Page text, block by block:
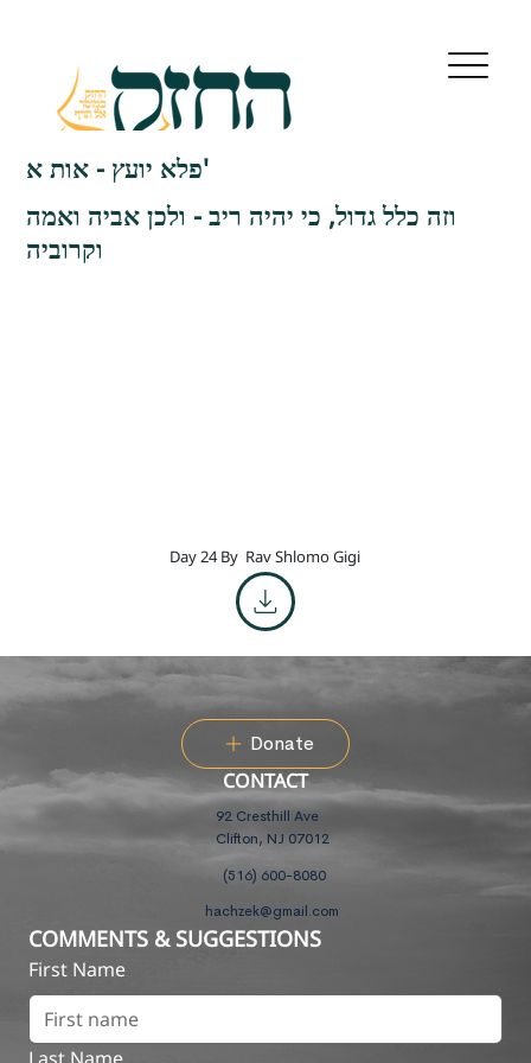
פלא יועץ - אות א'
וזה כלל גדול, כי יהיה ריב - ולכן אביה ואמה
וקרוביה
Day 24 By Rav Shlomo Gigi
Donate
CONTACT
92 Cresthill Ave
Clifton, NJ 07012
(516) 600-8080
hachzek@gmail.com
COMMENTS & SUGGESTIONS
First Name